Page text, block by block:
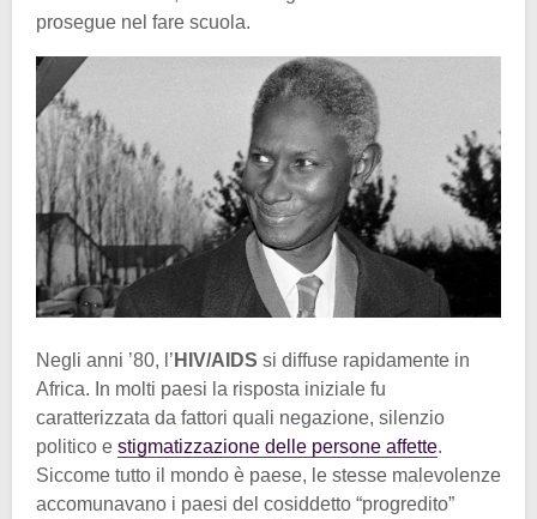
prosegue nel fare scuola.
Negli anni ’80, l’ HIV/AIDS si diffuse rapidamente in
Africa. In molti paesi la risposta iniziale fu
caratterizzata da fattori quali negazione, silenzio
politico e stigmatizzazione delle persone affette.
Siccome tutto il mondo è paese, le stesse malevolenze
accomunavano i paesi del cosiddetto “progredito”